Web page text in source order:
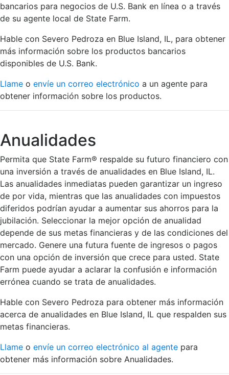
bancarios para negocios de U.S. Bank en línea o a través
de su agente local de State Farm.
Hable con Severo Pedroza en Blue Island, IL, para obtener
más información sobre los productos bancarios
disponibles de U.S. Bank.
Llame o envíe un correo electrónico a un agente para
obtener información sobre los productos.
Anualidades
Permita que State Farm® respalde su futuro financiero con
una inversión a través de anualidades en Blue Island, IL.
Las anualidades inmediatas pueden garantizar un ingreso
de por vida, mientras que las anualidades con impuestos
diferidos podrían ayudar a aumentar sus ahorros para la
jubilación. Seleccionar la mejor opción de anualidad
depende de sus metas financieras y de las condiciones del
mercado. Genere una futura fuente de ingresos o pagos
con una opción de inversión que crece para usted. State
Farm puede ayudar a aclarar la confusión e información
errónea cuando se trata de anualidades.
Hable con Severo Pedroza para obtener más información
acerca de anualidades en Blue Island, IL que respalden sus
metas financieras.
Llame o envíe un correo electrónico al agente para
obtener más información sobre Anualidades.